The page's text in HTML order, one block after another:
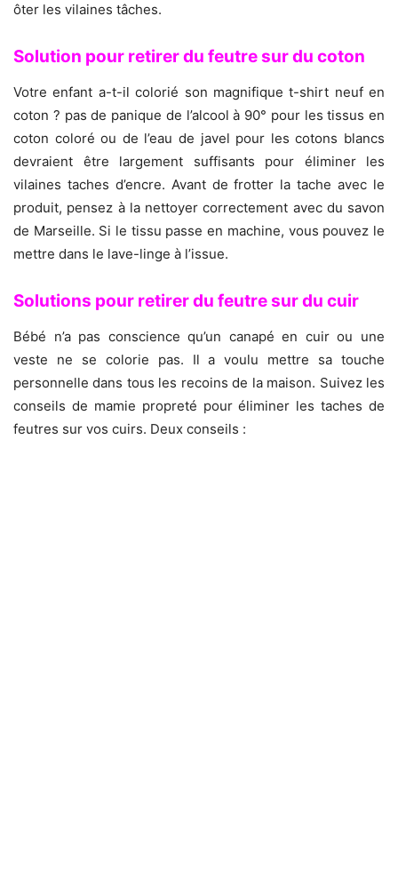
ôter les vilaines tâches.
Solution pour retirer du feutre sur du coton
Votre enfant a-t-il colorié son magnifique t-shirt neuf en
coton ? pas de panique de l’alcool à 90° pour les tissus en
coton coloré ou de l’eau de javel pour les cotons blancs
devraient être largement suffisants pour éliminer les
vilaines taches d’encre. Avant de frotter la tache avec le
produit, pensez à la nettoyer correctement avec du savon
de Marseille. Si le tissu passe en machine, vous pouvez le
mettre dans le lave-linge à l’issue.
Solutions pour retirer du feutre sur du cuir
Bébé n’a pas conscience qu’un canapé en cuir ou une
veste ne se colorie pas. Il a voulu mettre sa touche
personnelle dans tous les recoins de la maison. Suivez les
conseils de mamie propreté pour éliminer les taches de
feutres sur vos cuirs. Deux conseils :